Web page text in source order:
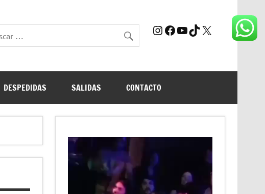
InstagramFacebook YouTube TikTok X
DESPEDIDAS SALIDAS CONTACTO